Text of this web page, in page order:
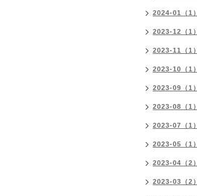
2024-01（1）
2023-12（1）
2023-11（1）
2023-10（1）
2023-09（1）
2023-08（1）
2023-07（1）
2023-05（1）
2023-04（2）
2023-03（2）